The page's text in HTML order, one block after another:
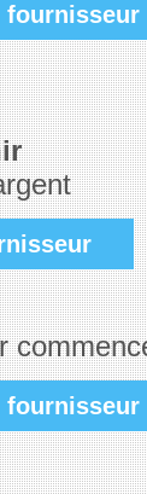
fournisseur
fournisseur